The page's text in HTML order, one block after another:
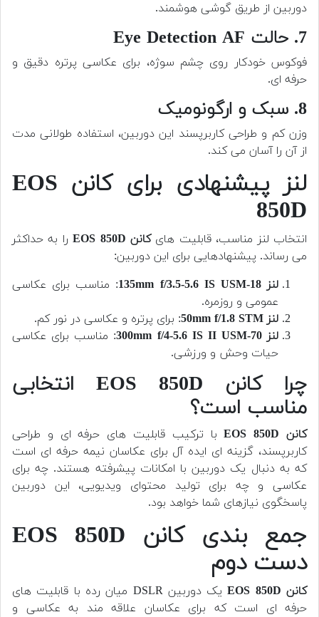
دوربین از طریق گوشی هوشمند.
7. حالت Eye Detection AF
فوکوس خودکار روی چشم سوژه، برای عکاسی پرتره دقیق و
حرفه ای.
8. سبک و ارگونومیک
وزن کم و طراحی کاربرپسند این دوربین، استفاده طولانی مدت
از آن را آسان می کند.
لنز پیشنهادی برای کانن EOS
850D
انتخاب لنز مناسب، قابلیت هایکانن EOS 850D
را به حداکثر
می رساند. پیشنهادهایی برای این دوربین:
لنز 18-135mm f/3.5-5.6 IS USM
: مناسب برای عکاسی
عمومی و روزمره.
لنز 50mm f/1.8 STM
: برای پرتره و عکاسی در نور کم.
لنز 70-300mm f/4-5.6 IS II USM
: مناسب برای عکاسی
حیات وحش و ورزشی.
چرا کانن EOS 850D انتخابی
مناسب است؟
کانن EOS 850D
با ترکیب قابلیت های حرفه ای و طراحی
کاربرپسند، گزینه ای ایده آل برای عکاسان نیمه حرفه ای است
که به دنبال یک دوربین با امکانات پیشرفته هستند. چه برای
عکاسی و چه برای تولید محتوای ویدیویی، این دوربین
پاسخگوی نیازهای شما خواهد بود.
جمع بندی کانن EOS 850D
دست دوم
کانن EOS 850D
یک دوربین DSLR میان رده با قابلیت های
حرفه ای است که برای عکاسان علاقه مند به عکاسی و